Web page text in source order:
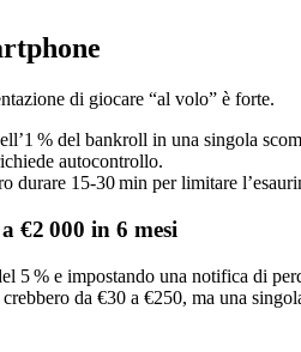
di giocare “al volo” è forte.
% del bankroll in una singola
autocontrollo.
durare 15‑30 min per limitare
€2 000 in 6 mesi
5 % e impostando una notifica di
da €30 a €250, ma una